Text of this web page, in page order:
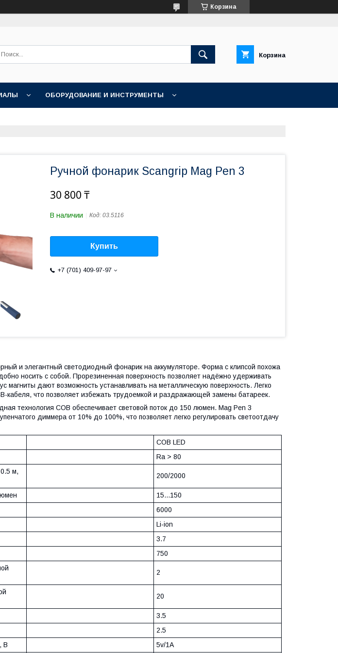
Корзина
Корзина
ОБОРУДОВАНИЕ И ИНСТРУМЕНТЫ
Ручной фонарик Scangrip Mag Pen 3
30 800 ₸
В наличии Код: 03.5116
Купить
+7 (701) 409-97-97
и элегантный светодиодный фонарик на аккумуляторе. Форма с клипсой похожа
носить с собой. Прорезиненная поверхность позволяет надёжно удерживать
магниты дают возможность устанавливать на металлическую поверхность. Легко
кабеля, что позволяет избежать трудоемкой и раздражающей замены батареек.
технология COB обеспечивает световой поток до 150 люмен. Mag Pen 3
диммера от 10% до 100%, что позволяет легко регулировать светоотдачу
COB LED
Ra > 80
м,
200/2000
15...150
6000
Li-ion
3.7
750
2
20
3.5
2.5
В
5v/1A